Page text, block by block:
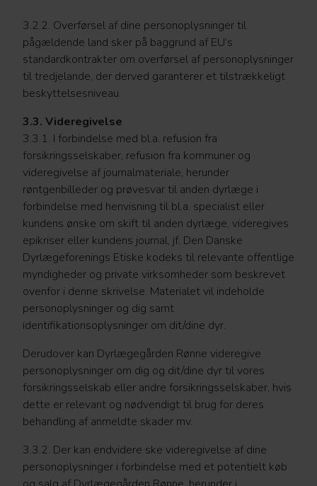
3.2.2. Overførsel af dine personoplysninger til
pågældende land sker på baggrund af EU’s
standardkontrakter om overførsel af personoplysninger
til tredjelande, der derved garanterer et tilstrækkeligt
beskyttelsesniveau.
3.3. Videregivelse
3.3.1. I forbindelse med bl.a. refusion fra
forsikringsselskaber, refusion fra kommuner og
videregivelse af journalmateriale, herunder
røntgenbilleder og prøvesvar til anden dyrlæge i
forbindelse med henvisning til bl.a. specialist eller
kundens ønske om skift til anden dyrlæge, videregives
epikriser eller kundens journal, jf. Den Danske
Dyrlægeforenings Etiske kodeks til relevante offentlige
myndigheder og private virksomheder som beskrevet
ovenfor i denne skrivelse. Materialet vil indeholde
personoplysninger og dig samt
identifikationsoplysninger om dit/dine dyr.
Derudover kan Dyrlægegården Rønne videregive
personoplysninger om dig og dit/dine dyr til vores
forsikringsselskab eller andre forsikringsselskaber, hvis
dette er relevant og nødvendigt til brug for deres
behandling af anmeldte skader mv.
3.3.2. Der kan endvidere ske videregivelse af dine
personoplysninger i forbindelse med et potentielt køb